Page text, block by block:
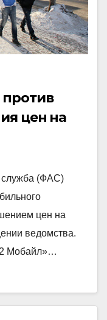
цен на
служба (ФАС)
цен на
ведомства.
Мобайл»…